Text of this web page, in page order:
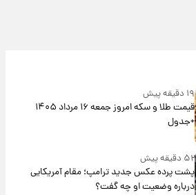
۱۹ دقیقه پیش
قیمت طلا و سکه امروز جمعه ۱۶ مرداد ۱۴۰۵
+جدول
۵۲ دقیقه پیش
پشت پرده عکس جدید ترامپ؛ مقام آمریکایی
درباره وضعیت او چه گفت؟